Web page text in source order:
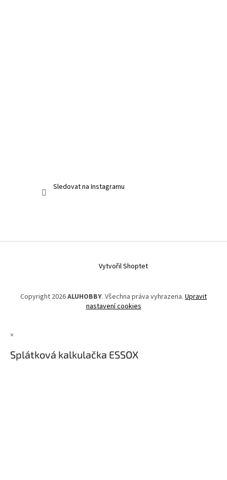
Sledovat na Instagramu
Vytvořil Shoptet
Copyright 2026ALUHOBBY. Všechna práva vyhrazena. Upravit
nastavení cookies
×
Splátková kalkulačka ESSOX